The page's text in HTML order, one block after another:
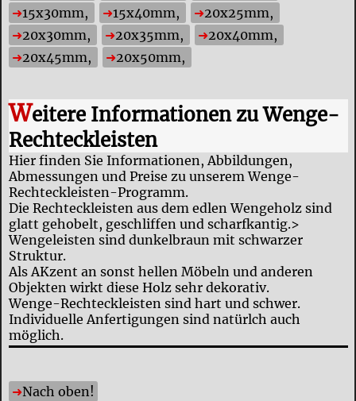
15x30mm,
15x40mm,
20x25mm,
20x30mm,
20x35mm,
20x40mm,
20x45mm,
20x50mm,
Weitere Informationen zu Wenge-
Rechteckleisten
Hier finden Sie Informationen, Abbildungen,
Abmessungen und Preise zu unserem Wenge-
Rechteckleisten-Programm.
Die Rechteckleisten aus dem edlen Wengeholz sind
glatt gehobelt, geschliffen und scharfkantig.>
Wengeleisten sind dunkelbraun mit schwarzer
Struktur.
Als AKzent an sonst hellen Möbeln und anderen
Objekten wirkt diese Holz sehr dekorativ.
Wenge-Rechteckleisten sind hart und schwer.
Individuelle Anfertigungen sind natürlch auch
möglich.
Nach oben!